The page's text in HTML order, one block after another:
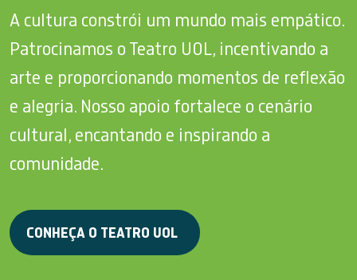
A cultura constrói um mundo mais empático.
Patrocinamos o Teatro UOL, incentivando a
arte e proporcionando momentos de reflexão
e alegria. Nosso apoio fortalece o cenário
cultural, encantando e inspirando a
comunidade.
CONHEÇA O TEATRO UOL